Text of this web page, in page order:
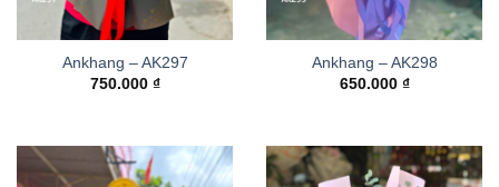
Ankhang – AK297
750.000 ₫
Ankhang – AK298
650.000 ₫